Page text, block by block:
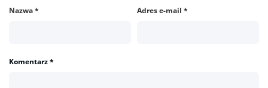
Nazwa* Adres e-mail *
Komentarz*